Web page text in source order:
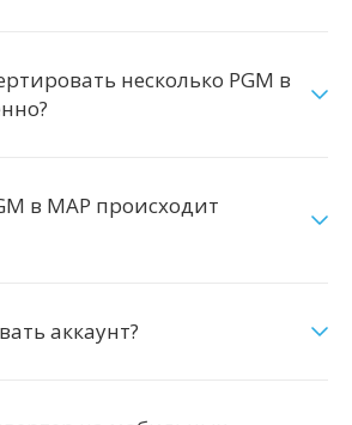
несколько PGM в
в MAP происходит
аккаунт?